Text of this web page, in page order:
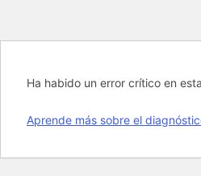
Ha habido un error crítico en
Aprende más sobre el